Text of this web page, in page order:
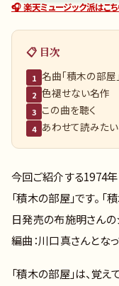
🎧 楽天ミュージック派はこち
📋 目次
1 名曲「積木の部屋」
2 色褪せない名作
3 この曲を聴く
4 あわせて読みたい
今回ご紹介する1974年
「積木の部屋」です。
日発売の布施明さんの
編曲：川口真さんとなっ
「積木の部屋」は、覚